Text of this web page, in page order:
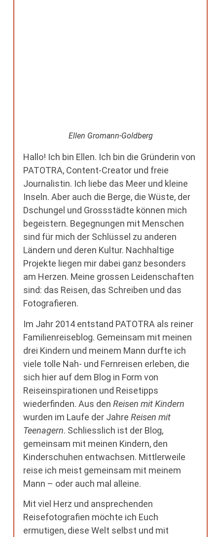
Ellen Gromann-Goldberg
Hallo! Ich bin Ellen. Ich bin die Gründerin von
PATOTRA, Content-Creator und freie
Journalistin. Ich liebe das Meer und kleine
Inseln. Aber auch die Berge, die Wüste, der
Dschungel und Grossstädte können mich
begeistern. Begegnungen mit Menschen
sind für mich der Schlüssel zu anderen
Ländern und deren Kultur. Nachhaltige
Projekte liegen mir dabei ganz besonders
am Herzen. Meine grossen Leidenschaften
sind: das Reisen, das Schreiben und das
Fotografieren.
Im Jahr 2014 entstand PATOTRA als reiner
Familienreiseblog. Gemeinsam mit meinen
drei Kindern und meinem Mann durfte ich
viele tolle Nah- und Fernreisen erleben, die
sich hier auf dem Blog in Form von
Reiseinspirationen und Reisetipps
wiederfinden. Aus den Reisen mit Kindern
wurden im Laufe der Jahre Reisen mit
Teenagern. Schliesslich ist der Blog,
gemeinsam mit meinen Kindern, den
Kinderschuhen entwachsen. Mittlerweile
reise ich meist gemeinsam mit meinem
Mann – oder auch mal alleine.
Mit viel Herz und ansprechenden
Reisefotografien möchte ich Euch
ermutigen, diese Welt selbst und mit